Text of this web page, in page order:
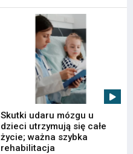
Skutki udaru mózgu u
dzieci utrzymują się całe
życie; ważna szybka
rehabilitacja